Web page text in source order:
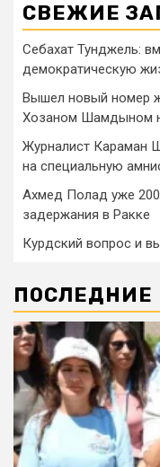
СВЕЖИЕ
Себахат Тунджель:
демократическую
Вышел новый номер
Хозаном Шамдыном
Журналист Караман
на специальную
Ахмед Полад уже 200
задержания в Ракке
Курдский вопрос и
ПОСЛЕДНИЕ